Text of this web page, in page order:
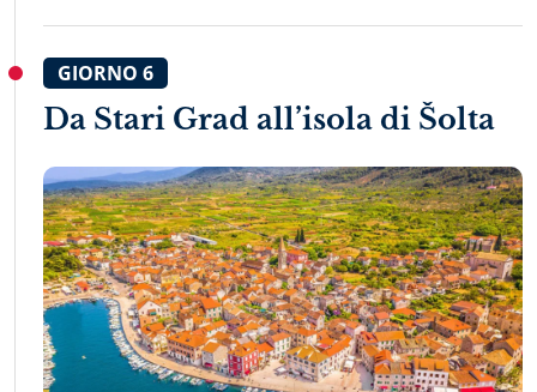
GIORNO 6
Da Stari Grad all’isola di Šolta